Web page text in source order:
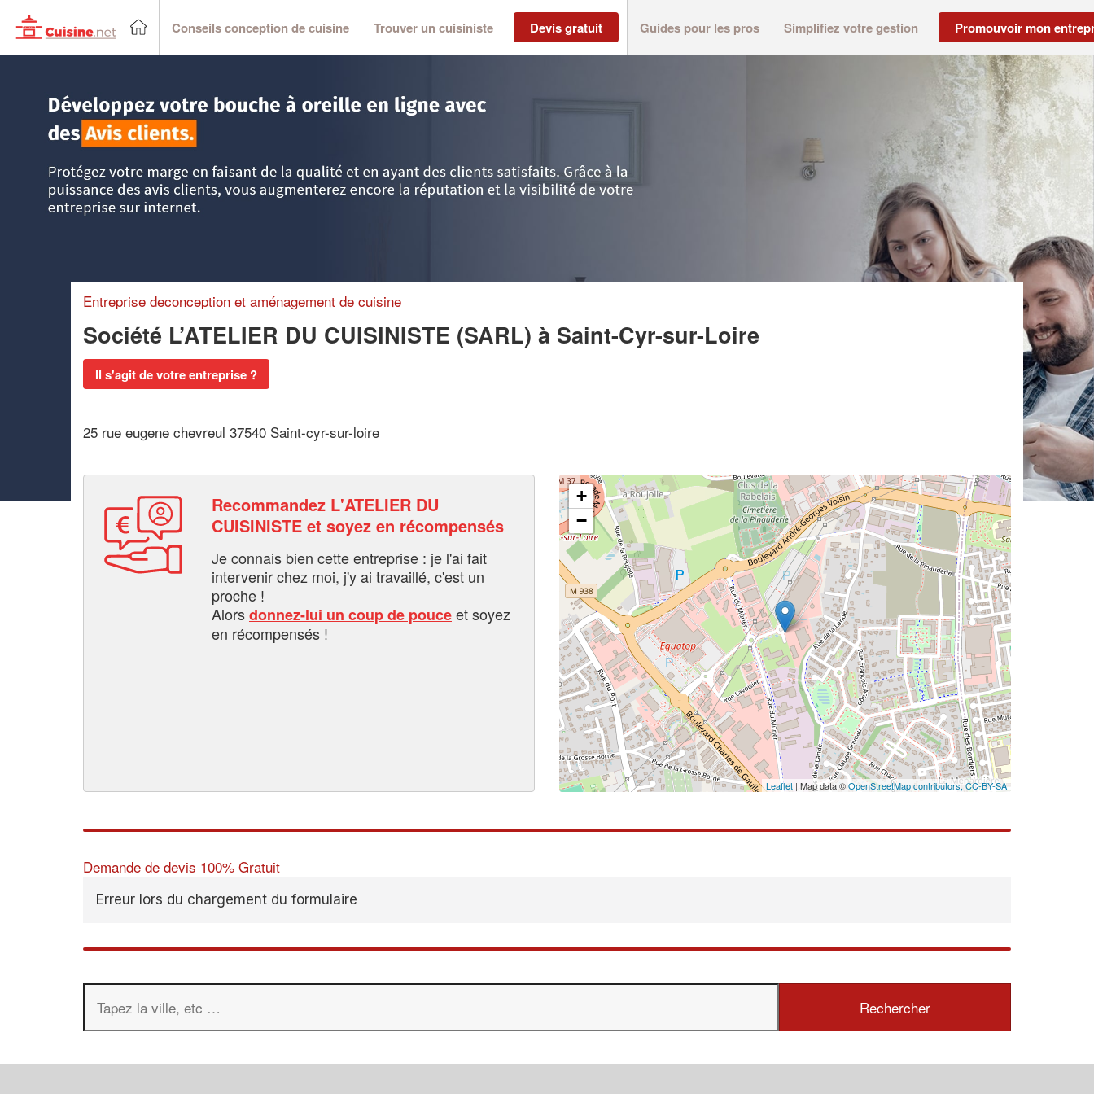
Conseils conception de cuisine Trouver un cuisiniste Devis gratuit Guides pour les pros Simplifiez votre gestion Promouvoir mon
Entreprise deconception et aménagement de cuisine
Société L’ATELIER DU CUISINISTE (SARL) à Saint-Cyr-sur-Loire
Il s'agit de votre entreprise ?
25 rue eugene chevreul 37540 Saint-cyr-sur-loire
Recommandez L'ATELIER DU
CUISINISTE et soyez en récompensés
Je connais bien cette entreprise : je l'ai fait
intervenir chez moi, j'y ai travaillé, c'est un
proche !
Alorsdonnez-lui un coup de pouceet soyez
en récompensés !
+
−
Leaflet | Map data ©OpenStreetMap contributors,CC-BY-SA
Demande de devis 100% Gratuit
Erreur lors du chargement du formulaire
✕
Vous êtes un
professionnel ?
Augmentez votrechiffre d'affaires
vosmargestout en gagnant de
nouveaux clients!
En savoir plus